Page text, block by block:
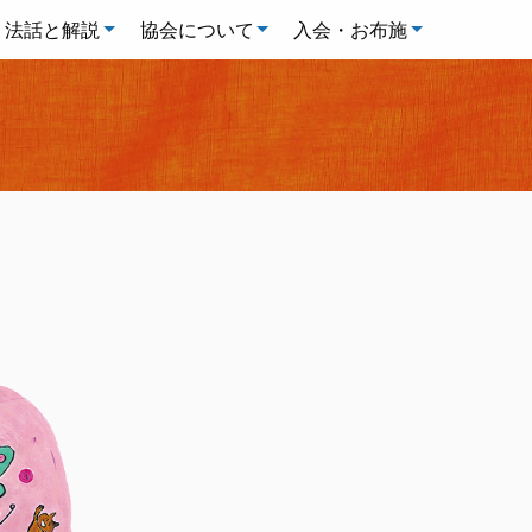
法話と解説 協会について 入会・お布施